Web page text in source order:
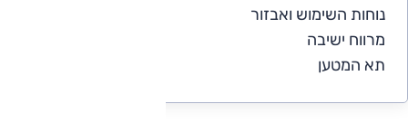
נוחות השימוש ואבזור
מרווח ישיבה
תא המטען